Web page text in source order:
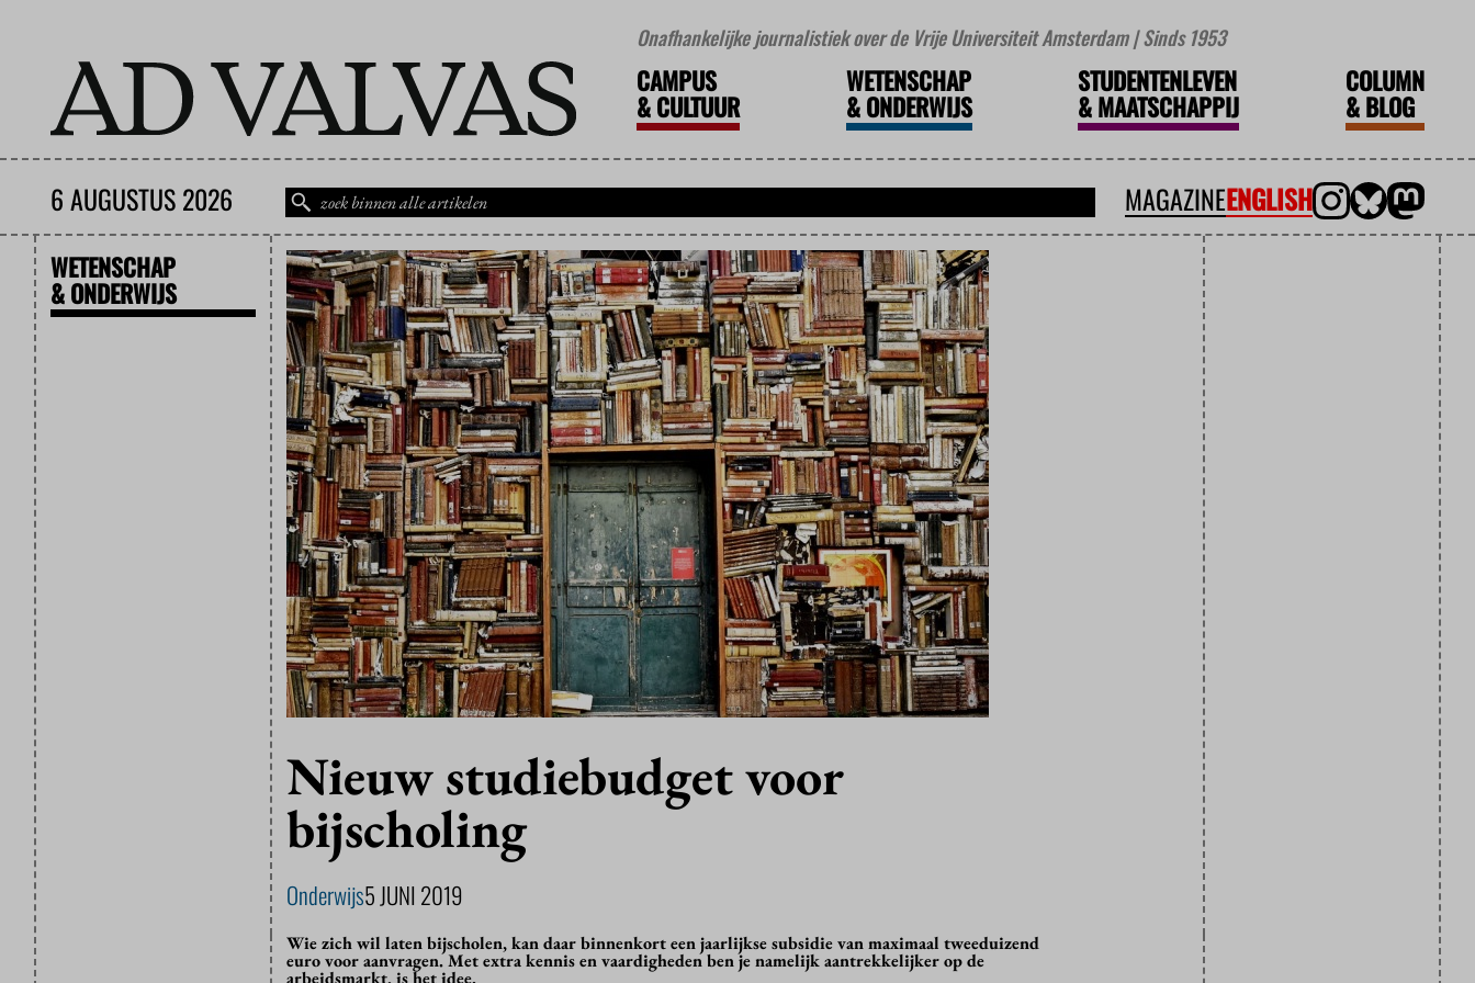
Onafhankelijke journalistiek over de Vrije Universiteit Amsterdam | Sinds 1953
CAMPUS
&CULTUUR
WETENSCHAP
&ONDERWIJS
STUDENTENLEVEN
&MAATSCHAPPIJ
COLUMN
&BLOG
6 AUGUSTUS 2026 MAGAZINEENGLISH
WETENSCHAP
& ONDERWIJS
Nieuw studiebudget voor
bijscholing
Onderwijs5 JUNI 2019
Wie zich wil laten bijscholen, kan daar binnenkort een jaarlijkse subsidie van maximaal tweeduizend
euro voor aanvragen. Met extra kennis en vaardigheden ben je namelijk aantrekkelijker op de
arbeidsmarkt, is het idee.